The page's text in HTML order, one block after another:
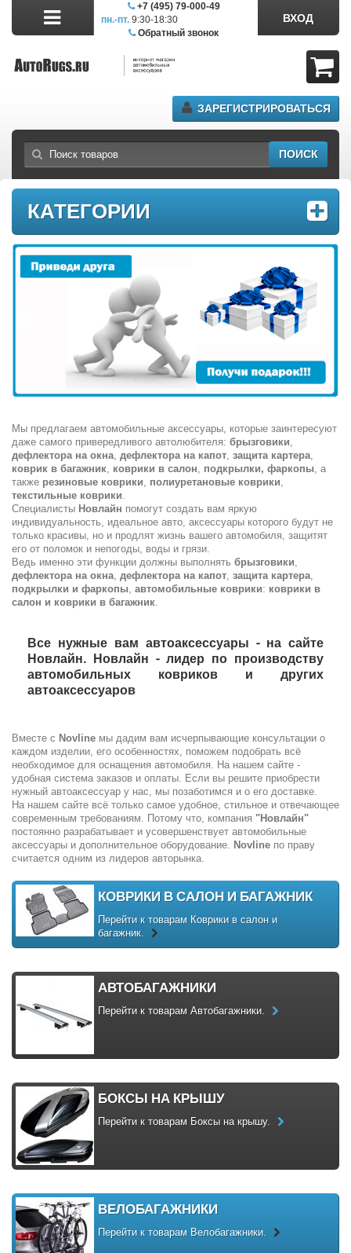
+7 (495) 79-000-49
пн.-пт. 9:30-18:30
Обратный звонок
ПОИСК
ВХОД
ЗАРЕГИСТРИРОВАТЬСЯ
КАТЕГОРИИ
Мы предлагаем автомобильные аксессуары, которые заинтересуют
даже самого привередливого автолюбителя: брызговики
дефлектора на окна дефлектора на капот защита картера
коврик в багажник коврики в салон подкрылки, фаркопы , а
также резиновые коврики полиуретановые коврики
текстильные коврики
Специалисты Новлайн помогут создать вам яркую
индивидуальность, идеальное авто, аксессуары которого будут не
только красивы, но и продлят жизнь вашего автомобиля, защитят
его от поломок и непогоды, воды и грязи.
Ведь именно эти функции должны выполнять брызговики
дефлектора на окна дефлектора на капот защита картера
подкрылки и фаркопы автомобильные коврики: коврики в
салон и коврики в багажник
Все нужные вам автоаксессуары - на сайте
Новлайн. Новлайн - лидер по производству
автомобильных ковриков и других
автоаксессуаров
Вместе с Novline мы дадим вам исчерпывающие консультации о
каждом изделии, его особенностях, поможем подобрать всё
необходимое для оснащения автомобиля. На нашем сайте -
удобная система заказов и оплаты. Если вы решите приобрести
нужный автоаксессуар у нас, мы позаботимся и о его доставке.
На нашем сайте всё только самое удобное, стильное и отвечающее
современным требованиям. Потому что, компания "Новлайн"
постоянно разрабатывает и усовершенствует автомобильные
аксессуары и дополнительное оборудование.
Novline по праву
считается одним из лидеров авторынка.
КОВРИКИ В САЛОН И БАГАЖНИК
Перейти к товарам Коврики в салон и
багажник.
АВТОБАГАЖНИКИ
Перейти к товарам Автобагажники.
БОКСЫ НА КРЫШУ
Перейти к товарам Боксы на крышу.
ВЕЛОБАГАЖНИКИ
Перейти к товарам Велобагажники.